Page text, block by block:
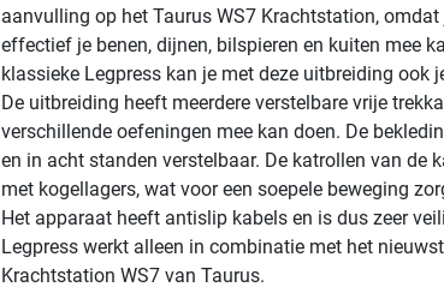
aanvulling op het Taurus WS7 Krachtstation,
effectief je benen, dijnen, bilspieren en kuiten mee
klassieke Legpress kan je met deze uitbreiding ook
De uitbreiding heeft meerdere verstelbare vrije
verschillende oefeningen mee kan doen. De
en in acht standen verstelbaar. De katrollen van de
met kogellagers, wat voor een soepele beweging
Het apparaat heeft antislip kabels en is dus zeer
Legpress werkt alleen in combinatie met het
Krachtstation WS7 van Taurus.